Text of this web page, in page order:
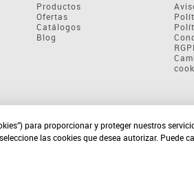
Productos
Ofertas
Catálogos
Blog
para proporcionar y proteger nuestros
las cookies que desea autorizar. Puede